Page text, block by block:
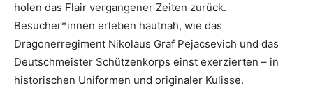
holen das Flair vergangener Zeiten zurück.
Besucher*innen erleben hautnah, wie das
Dragonerregiment Nikolaus Graf Pejacsevich und das
Deutschmeister Schützenkorps einst exerzierten – in
historischen Uniformen und originaler Kulisse.